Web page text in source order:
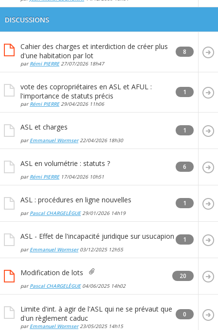
DISCUSSIONS
Cahier des charges et interdiction de créer plus
d'une habitation par lot
par Rémi PIERRE27/07/2026 18h47
8
vote des copropriétaires en ASL et AFUL :
l'importance de statuts précis
par Rémi PIERRE29/04/2026 11h06
1
ASL et charges
par Emmanuel Wormser22/04/2026 18h30
1
ASL en volumétrie : statuts ?
par Rémi PIERRE17/04/2026 10h51
6
ASL : procédures en ligne nouvelles
par Pascal CHARGELÈGUE29/01/2026 14h19
1
ASL - Effet de l'incapacité juridique sur usucapion
par Emmanuel Wormser03/12/2025 12h55
1
Modification de lots
par Pascal CHARGELÈGUE04/06/2025 14h02
20
Limite d'int. à agir de l'ASL qui ne se prévaut que
d'un règlement caduc
par Emmanuel Wormser23/05/2025 14h15
0